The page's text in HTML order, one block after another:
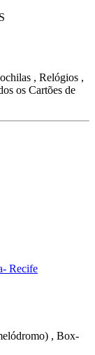
, Relógios ,
os Cartões de
Recife
, Box-